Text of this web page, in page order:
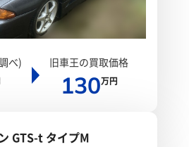
べ) 旧車王の買取価格
130万円
GTS-t タイプM